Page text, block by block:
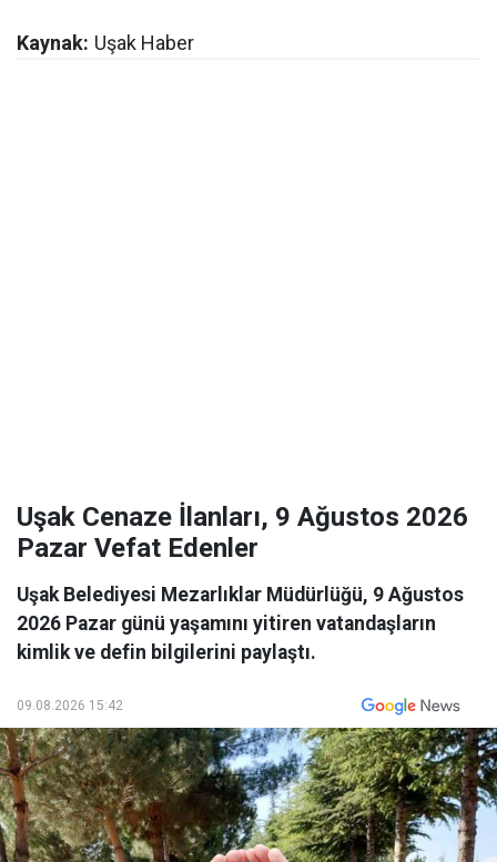
Kaynak: Uşak Haber
Uşak Cenaze İlanları, 9 Ağustos 2026
Pazar Vefat Edenler
Uşak Belediyesi Mezarlıklar Müdürlüğü, 9 Ağustos
2026 Pazar günü yaşamını yitiren vatandaşların
kimlik ve defin bilgilerini paylaştı.
09.08.2026 15:42